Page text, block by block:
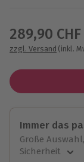
289,90 CHF
zzgl. Versand (inkl.
Immer das
Große
Sicherheit